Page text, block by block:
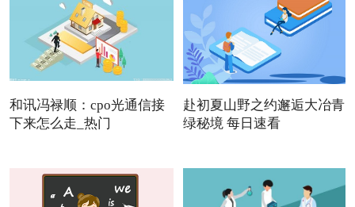
和讯冯禄顺：cpo光通信接
下来怎么走_热门
赴初夏山野之约邂逅大冶青
绿秘境 每日速看